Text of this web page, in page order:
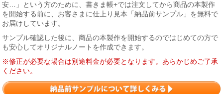
安…」という方のために、書きま帳+では注文してから商品の本製作
を開始する前に、お客さまに仕上り見本「納品前サンプル」を無料で
お届けしています。
サンプル確認した後に、商品の本製作を開始するのではじめての方で
も安心してオリジナルノートを作成できます。
※修正が必要な場合は別途料金が必要となります。あらかじめご了承
ください。